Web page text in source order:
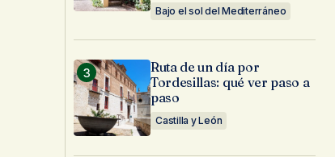
Bajo el sol del Mediterráneo
Ruta de un día por
Tordesillas: qué ver paso a
paso
Castilla y León